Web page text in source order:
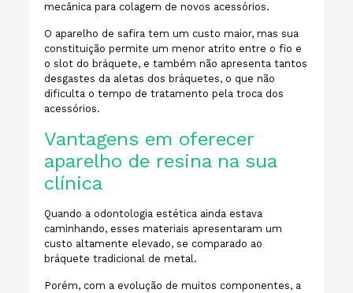
mecânica para colagem de novos acessórios.
O aparelho de safira tem um custo maior, mas sua
constituição permite um menor atrito entre o fio e
o slot do bráquete, e também não apresenta tantos
desgastes da aletas dos bráquetes, o que não
dificulta o tempo de tratamento pela troca dos
acessórios.
Vantagens em oferecer
aparelho de resina na sua
clínica
Quando a odontologia estética ainda estava
caminhando, esses materiais apresentaram um
custo altamente elevado, se comparado ao
bráquete tradicional de metal.
Porém, com a evolução de muitos componentes, a